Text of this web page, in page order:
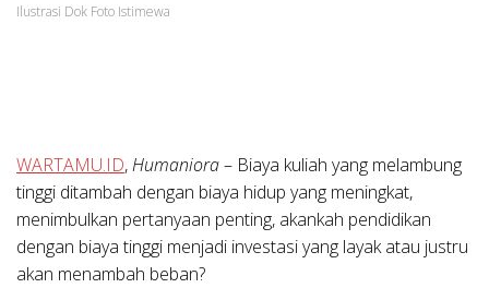
Ilustrasi Dok Foto Istimewa
WARTAMU.ID,Humaniora– Biaya kuliah yang melambung
tinggi ditambah dengan biaya hidup yang meningkat,
menimbulkan pertanyaan penting, akankah pendidikan
dengan biaya tinggi menjadi investasi yang layak atau justru
akan menambah beban?